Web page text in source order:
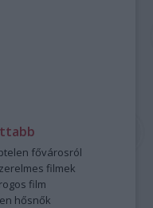
fővárosról
filmek
film
hősnők